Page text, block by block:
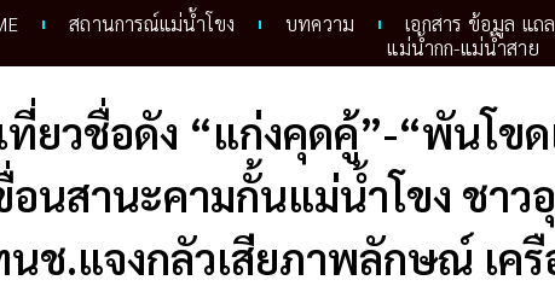
สถานการณ์แม่น้ำโขง บทความ เอกสาร ข้อมูล แถ
แม่น้ำกก-แม่น้ำสาย
ยวชื่อดัง “แก่งคุดคู้”-“พันโข
อนสานะคามกั้นแม่น้ำโขง ชาว
ช.แจงกลัวเสียภาพลักษณ์ เค